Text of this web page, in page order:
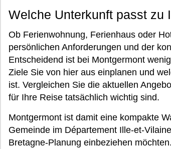
Welche Unterkunft passt zu
Ob Ferienwohnung, Ferienhaus oder
persönlichen Anforderungen und der
Entscheidend ist bei Montgermont
Ziele Sie von hier aus einplanen und
ist. Vergleichen Sie die aktuellen
für Ihre Reise tatsächlich wichtig sind.
Montgermont ist damit eine kompakte
Gemeinde im Département Ille-et-
Bretagne-Planung einbeziehen